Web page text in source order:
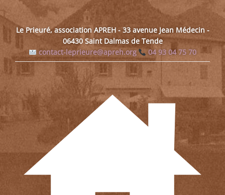
Le Prieuré, association APREH - 33 avenue Jean Médecin -
06430 Saint Dalmas de Tende
contact-leprieure@apreh.org
04 93 04 75 70